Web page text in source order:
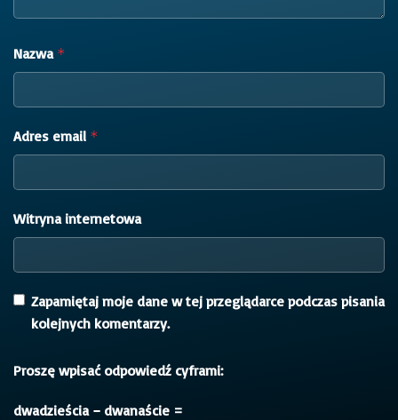
Nazwa *
Adres email *
Witryna internetowa
Zapamiętaj moje dane w tej przeglądarce podczas pisania
kolejnych komentarzy.
Proszę wpisać odpowiedź cyframi:
dwadzieścia − dwanaście =